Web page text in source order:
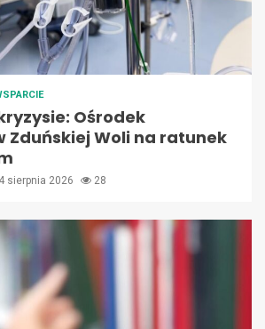
Ośrodek
Zduńskiej Woli na ratunek
4 sierpnia 2026 28